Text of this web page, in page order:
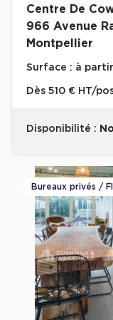
Centre De
966 Avenue
Montpellier
Surface : à
Dès 510 € HT/
Disponibilité :
Bureaux privés /